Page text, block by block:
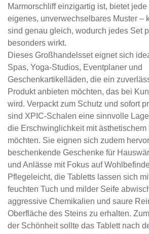
Marmorschliff einzigartig ist, bietet
eigenes, unverwechselbares Muster –
sind genau gleich, wodurch jedes Set
besonders wirkt.
Dieses Großhandelsset eignet sich
Spas, Yoga-Studios, Eventplaner und
Geschenkartikelläden, die ein
Produkt anbieten möchten, das bei
wird. Verpackt zum Schutz und sofort
sind XPIC-Schalen eine sinnvolle
die Erschwinglichkeit mit ästhetischem
möchten. Sie eignen sich zudem
beschenkende Geschenke für
und Anlässe mit Fokus auf
Pflegeleicht, die Tabletts lassen sich
feuchten Tuch und milder Seife
aggressive Chemikalien und saure
Oberfläche des Steins zu erhalten.
der Schönheit sollte das Tablett nach